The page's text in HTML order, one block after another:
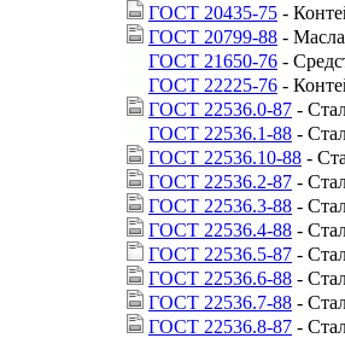
ГОСТ 20435-75 -
ГОСТ 20799-88 -
ГОСТ 21650-76 -
ГОСТ 22225-76 -
ГОСТ 22536.0-87 -
ГОСТ 22536.1-88 -
ГОСТ 22536.10-88 -
ГОСТ 22536.2-87 -
ГОСТ 22536.3-88 -
ГОСТ 22536.4-88 -
ГОСТ 22536.5-87 -
ГОСТ 22536.6-88 -
ГОСТ 22536.7-88 -
ГОСТ 22536.8-87 -